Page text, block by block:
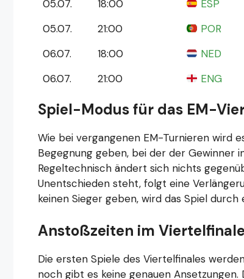
05.07.
18:00 ESP
05.07.
21:00 POR
06.07.
18:00 NED
06.07.
21:00 ENG
Spiel-Modus für das EM-
Wie bei vergangenen EM-Turnieren wird
Begegnung geben, bei der der Gewinner
Regeltechnisch ändert sich nichts
Unentschieden steht, folgt eine
keinen Sieger geben, wird das Spiel
Anstoßzeiten im Viertelfinale
Die ersten Spiele des Viertelfinales
noch gibt es keine genauen